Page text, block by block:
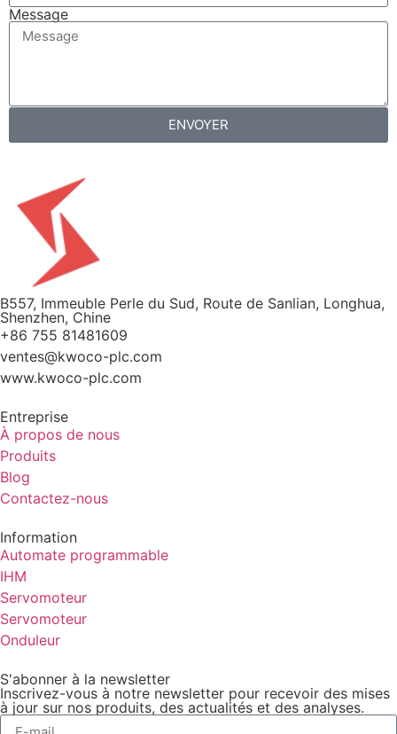
Message
ENVOYER
B557, Immeuble Perle du Sud, Route de Sanlian, Longhua,
Shenzhen, Chine
+86 755 81481609
ventes@kwoco-plc.com
www.kwoco-plc.com
Entreprise
À propos de nous
Produits
Blog
Contactez-nous
Information
Automate programmable
IHM
Servomoteur
Servomoteur
Onduleur
S'abonner à la newsletter
Inscrivez-vous à notre newsletter pour recevoir des mises
à jour sur nos produits, des actualités et des analyses.